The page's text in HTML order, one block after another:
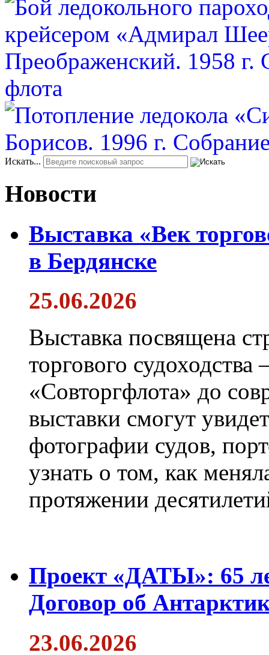
Искать...
Новости
Выставка «Век
в Бердянске
25.06.2026
Выставка посвящена
торгового
«Совторгфлота» до
выставки смогут
фотографии судов,
узнать о том, как
протяжении
Проект «ДАТЫ»: 65
Договор об
23.06.2026